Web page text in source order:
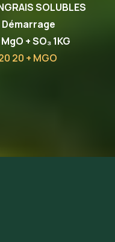
SOLUBLES
Démarrage
+ SO₃ 1KG
20 + MGO